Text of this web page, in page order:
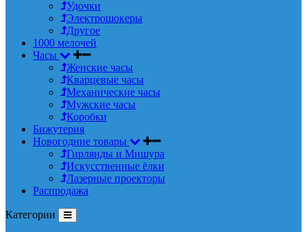
Удочки
Электрошокеры
Другое
1000 мелочей
Часы
Женские часы
Кварцевые часы
Механические часы
Мужские часы
Коробки
Бижутерия
Новогодние товары
Гирлянды и Мишура
Искусственные ёлки
Лазерные проекторы
Распродажа
Категории